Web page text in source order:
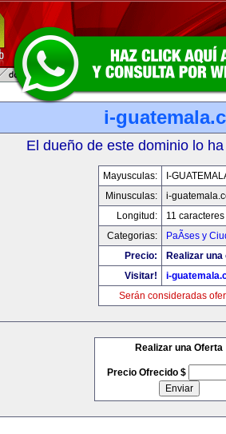
i-
El dueño de este dominio lo
Mayusculas:
I-
Minusculas:
i-
Longitud:
11 caracteres
Categorias:
PaÃ­ses y
Precio:
Realizar
Visitar!
i-
Serán consideradas
Realizar una Oferta
Precio Ofrecido $